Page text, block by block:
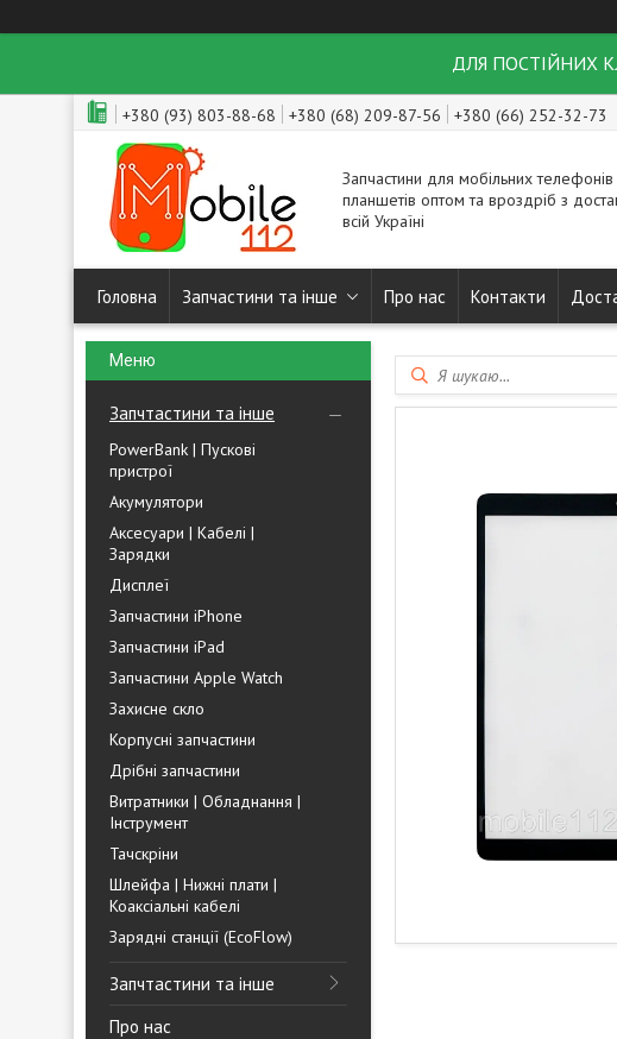
ДЛЯ ПОСТІЙНИХ
+380 (93) 803-88-68 +380 (68) 209-87-56 +380 (66) 252-32-73
Запчастини для мобільних телефонів
планшетів оптом та вроздріб з
всій Україні
Головна Запчастини та інше Про нас Контакти
Запчтастини та інше
PowerBank | Пускові
пристрої
Акумулятори
Аксесуари | Кабелі |
Зарядки
Дисплеї
Запчастини iPhone
Запчастини iPad
Запчастини Apple Watch
Захисне скло
Корпусні запчастини
Дрібні запчастини
Витратники | Обладнання |
Інструмент
Тачскріни
Шлейфа | Нижні плати |
Коаксіальні кабелі
Зарядні станції (EcoFlow)
Запчтастини та інше
Про нас